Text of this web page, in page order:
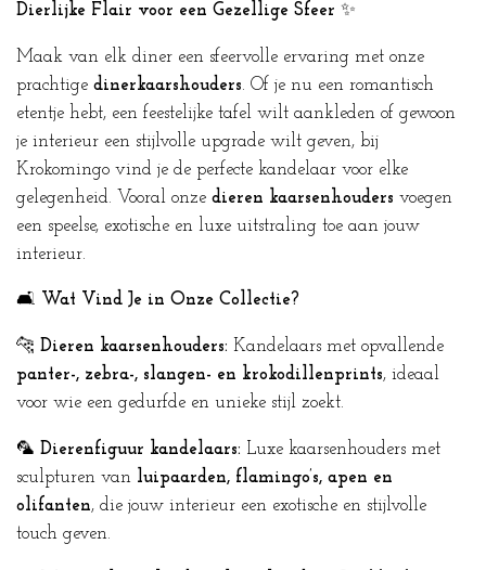
Dierlijke Flair voor een Gezellige Sfeer ✨
Maak van elk diner een sfeervolle ervaring met onze
prachtige dinerkaarshouders. Of je nu een romantisch
etentje hebt, een feestelijke tafel wilt aankleden of gewoon
je interieur een stijlvolle upgrade wilt geven, bij
Krokomingo vind je de perfecte kandelaar voor elke
gelegenheid. Vooral onze dieren kaarsenhouders voegen
een speelse, exotische en luxe uitstraling toe aan jouw
interieur.
🛋️ Wat Vind Je in Onze Collectie?
🐆 Dieren kaarsenhouders: Kandelaars met opvallende
panter-, zebra-, slangen- en krokodillenprints, ideaal
voor wie een gedurfde en unieke stijl zoekt.
🦜 Dierenfiguur kandelaars: Luxe kaarsenhouders met
sculpturen van luipaarden, flamingo’s, apen en
olifanten, die jouw interieur een exotische en stijlvolle
touch geven.